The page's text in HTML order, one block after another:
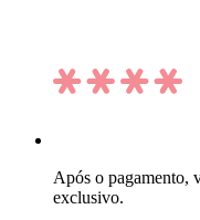
Após o pagamento,
exclusivo.